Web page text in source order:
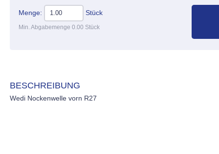
Menge: Stück
Min. Abgabemenge 0.00 Stück
BESCHREIBUNG
Wedi Nockenwelle vorn R27